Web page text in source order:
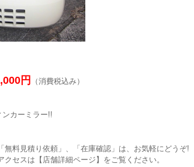
円 （消費税込み）
ンカーミラー!!
料見積り依頼」、「在庫確認」は、お気軽にどうぞ!
セスは【店舗詳細ページ】をご覧ください。